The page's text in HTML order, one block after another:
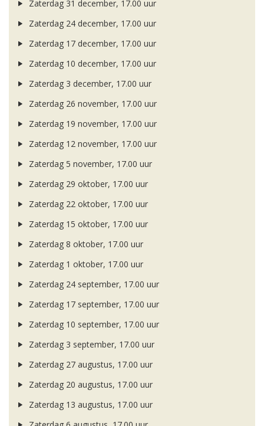
Zaterdag 31 december, 17.00 uur
Zaterdag 24 december, 17.00 uur
Zaterdag 17 december, 17.00 uur
Zaterdag 10 december, 17.00 uur
Zaterdag 3 december, 17.00 uur
Zaterdag 26 november, 17.00 uur
Zaterdag 19 november, 17.00 uur
Zaterdag 12 november, 17.00 uur
Zaterdag 5 november, 17.00 uur
Zaterdag 29 oktober, 17.00 uur
Zaterdag 22 oktober, 17.00 uur
Zaterdag 15 oktober, 17.00 uur
Zaterdag 8 oktober, 17.00 uur
Zaterdag 1 oktober, 17.00 uur
Zaterdag 24 september, 17.00 uur
Zaterdag 17 september, 17.00 uur
Zaterdag 10 september, 17.00 uur
Zaterdag 3 september, 17.00 uur
Zaterdag 27 augustus, 17.00 uur
Zaterdag 20 augustus, 17.00 uur
Zaterdag 13 augustus, 17.00 uur